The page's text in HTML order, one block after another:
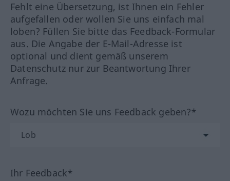
Fehlt eine Übersetzung, ist Ihnen ein Fehler
aufgefallen oder wollen Sie uns einfach mal
loben? Füllen Sie bitte das Feedback-Formular
aus. Die Angabe der E-Mail-Adresse ist
optional und dient gemäß unserem
Datenschutz nur zur Beantwortung Ihrer
Anfrage.
Wozu möchten Sie uns Feedback geben?*
Ihr Feedback*